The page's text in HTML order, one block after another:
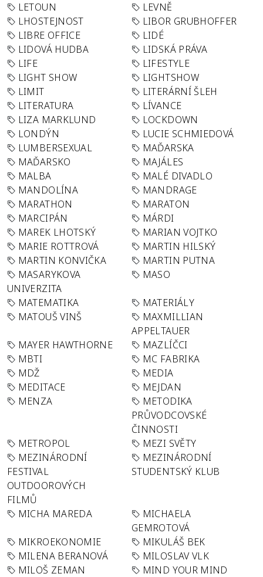
LETOUN
LEVNĚ
LHOSTEJNOST
LIBOR GRUBHOFFER
LIBRE OFFICE
LIDÉ
LIDOVÁ HUDBA
LIDSKÁ PRÁVA
LIFE
LIFESTYLE
LIGHT SHOW
LIGHTSHOW
LIMIT
LITERÁRNÍ ŠLEH
LITERATURA
LÍVANCE
LIZA MARKLUND
LOCKDOWN
LONDÝN
LUCIE SCHMIEDOVÁ
LUMBERSEXUAL
MAĎARSKA
MAĎARSKO
MAJÁLES
MALBA
MALÉ DIVADLO
MANDOLÍNA
MANDRAGE
MARATHON
MARATON
MARCIPÁN
MÁRDI
MAREK LHOTSKÝ
MARIAN VOJTKO
MARIE ROTTROVÁ
MARTIN HILSKÝ
MARTIN KONVIČKA
MARTIN PUTNA
MASARYKOVA
UNIVERZITA
MASO
MATEMATIKA
MATERIÁLY
MATOUŠ VINŠ
MAXMILLIAN
APPELTAUER
MAYER HAWTHORNE
MAZLÍČCI
MBTI
MC FABRIKA
MDŽ
MEDIA
MEDITACE
MEJDAN
MENZA
METODIKA
PRŮVODCOVSKÉ
ČINNOSTI
METROPOL
MEZI SVĚTY
MEZINÁRODNÍ
FESTIVAL
OUTDOOROVÝCH
FILMŮ
MEZINÁRODNÍ
STUDENTSKÝ KLUB
MICHA MAREDA
MICHAELA
GEMROTOVÁ
MIKROEKONOMIE
MIKULÁŠ BEK
MILENA BERANOVÁ
MILOSLAV VLK
MILOŠ ZEMAN
MIND YOUR MIND